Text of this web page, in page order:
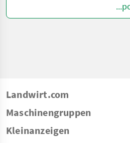
Landwirt.com
Maschinengruppen
Kleinanzeigen